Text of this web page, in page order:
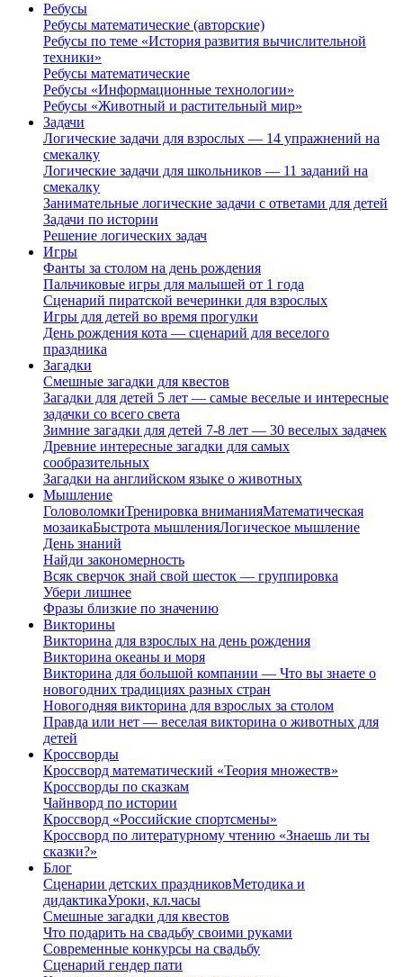
Ребусы
Ребусы математические (авторские)
Ребусы по теме «История развития вычислительной
техники»
Ребусы математические
Ребусы «Информационные технологии»
Ребусы «Животный и растительный мир»
Задачи
Логические задачи для взрослых — 14 упражнений на
смекалку
Логические задачи для школьников — 11 заданий на
смекалку
Занимательные логические задачи с ответами для детей
Задачи по истории
Решение логических задач
Игры
Фанты за столом на день рождения
Пальчиковые игры для малышей от 1 года
Сценарий пиратской вечеринки для взрослых
Игры для детей во время прогулки
День рождения кота — сценарий для веселого
праздника
Загадки
Смешные загадки для квестов
Загадки для детей 5 лет — самые веселые и интересные
задачки со всего света
Зимние загадки для детей 7-8 лет — 30 веселых задачек
Древние интересные загадки для самых
сообразительных
Загадки на английском языке о животных
Мышление
ГоловоломкиТренировка вниманияМатематическая
мозаикаБыстрота мышленияЛогическое мышление
День знаний
Найди закономерность
Всяк сверчок знай свой шесток — группировка
Убери лишнее
Фразы близкие по значению
Викторины
Викторина для взрослых на день рождения
Викторина океаны и моря
Викторина для большой компании — Что вы знаете о
новогодних традициях разных стран
Новогодняя викторина для взрослых за столом
Правда или нет — веселая викторина о животных для
детей
Кроссворды
Кроссворд математический «Теория множеств»
Кроссворды по сказкам
Чайнворд по истории
Кроссворд «Российские спортсмены»
Кроссворд по литературному чтению «Знаешь ли ты
сказки?»
Блог
Сценарии детских праздниковМетодика и
дидактикаУроки, кл.часы
Смешные загадки для квестов
Что подарить на свадьбу своими руками
Современные конкурсы на свадьбу
Сценарий гендер пати